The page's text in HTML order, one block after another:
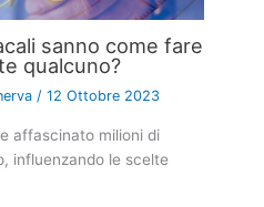
sanno come fare
qualcuno?
/12 Ottobre 2023
affascinato milioni di
influenzando le scelte